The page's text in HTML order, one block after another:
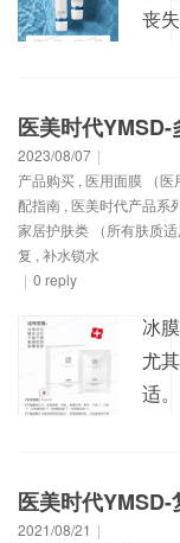
丧
时
敏
医美时代
2023/08/07 |
产品购买 , 医用面膜 （医
配指南 , 医美时代产品系
家居护肤类 （所有肤质适
复 , 补水锁水
| 0 reply
冰
尤
适
冰
医美时代
2021/08/21 |